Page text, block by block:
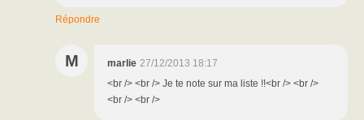
Répondre
M marlie 27/12/2013 18:17
<br /> <br /> Je te note sur ma liste !!<br /> <br />
<br /> <br />